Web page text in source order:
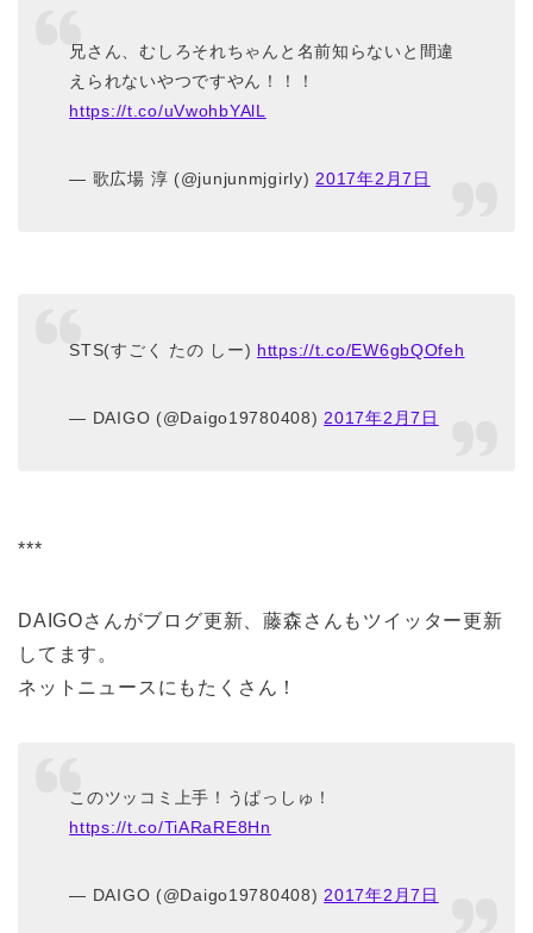
兄さん、むしろそれちゃんと名前知らないと間違
えられないやつですやん！！！
https://t.co/uVwohbYAlL
— 歌広場 淳 (@junjunmjgirly) 2017年2月7日
STS(すごく たの しー) https://t.co/EW6gbQOfeh
— DAIGO (@Daigo19780408) 2017年2月7日
***
DAIGOさんがブログ更新、藤森さんもツイッター更新
してます。
ネットニュースにもたくさん！
このツッコミ上手！うぱっしゅ！
https://t.co/TiARaRE8Hn
— DAIGO (@Daigo19780408)2017年2月7日